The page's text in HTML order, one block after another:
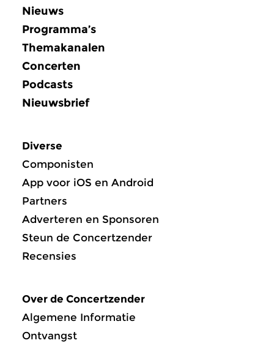
Nieuws
Programma’s
Themakanalen
Concerten
Podcasts
Nieuwsbrief
Diverse
Componisten
App voor iOS en Android
Partners
Adverteren en Sponsoren
Steun de Concertzender
Recensies
Over de Concertzender
Algemene Informatie
Ontvangst